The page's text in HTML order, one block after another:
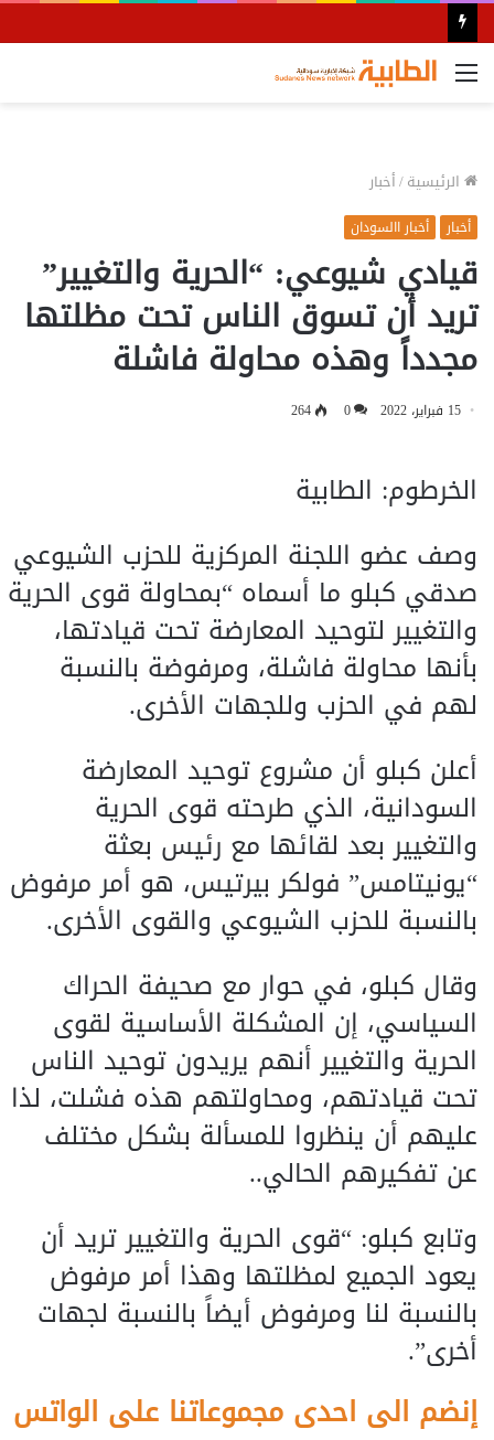
القائمة
الرئيسية/أخبار
أخبار أخبار االسودان
قيادي شيوعي: “الحرية والتغيير”
تريد أن تسوق الناس تحت مظلتها
مجدداً وهذه محاولة فاشلة
15 فبراير، 2022 0
264
الخرطوم: الطابية
وصف عضو اللجنة المركزية للحزب الشيوعي
صدقي كبلو ما أسماه “بمحاولة قوى الحرية
والتغيير لتوحيد المعارضة تحت قيادتها،
بأنها محاولة فاشلة، ومرفوضة بالنسبة
لهم في الحزب وللجهات الأخرى.
أعلن كبلو أن مشروع توحيد المعارضة
السودانية، الذي طرحته قوى الحرية
والتغيير بعد لقائها مع رئيس بعثة
“يونيتامس” فولكر بيرتيس، هو أمر مرفوض
بالنسبة للحزب الشيوعي والقوى الأخرى.
وقال كبلو، في حوار مع صحيفة الحراك
السياسي، إن المشكلة الأساسية لقوى
الحرية والتغيير أنهم يريدون توحيد الناس
تحت قيادتهم، ومحاولتهم هذه فشلت، لذا
عليهم أن ينظروا للمسألة بشكل مختلف
عن تفكيرهم الحالي..
وتابع كبلو: “قوى الحرية والتغيير تريد أن
يعود الجميع لمظلتها وهذا أمر مرفوض
بالنسبة لنا ومرفوض أيضاً بالنسبة لجهات
أخرى”.
إنضم الى احدى مجموعاتنا على الواتس